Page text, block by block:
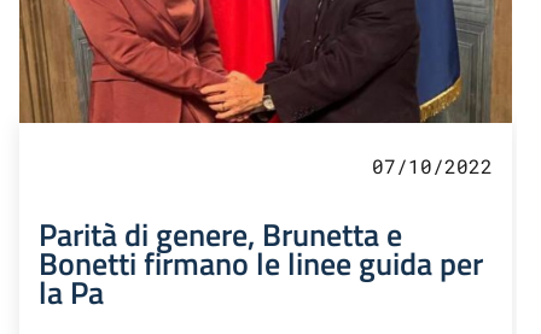
07/10/2022
Parità di genere, Brunetta e
Bonetti firmano le linee guida per
la Pa